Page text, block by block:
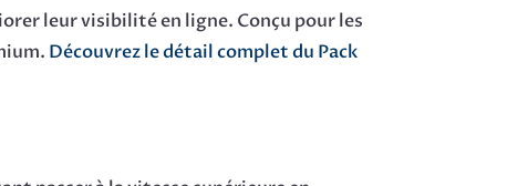
leur visibilité en ligne. Conçu pour les
Découvrez le détail complet du Pack